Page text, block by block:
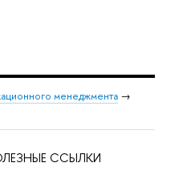
менеджмента →
ССЫЛКИ